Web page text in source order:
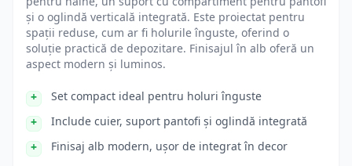
și o oglindă verticală integrată. Este proiectat pentru
spații reduse, cum ar fi holurile înguste, oferind o
soluție practică de depozitare. Finisajul în alb oferă un
aspect modern și luminos.
Set compact ideal pentru holuri înguste
Include cuier, suport pantofi și oglindă integrată
Finisaj alb modern, ușor de integrat în decor